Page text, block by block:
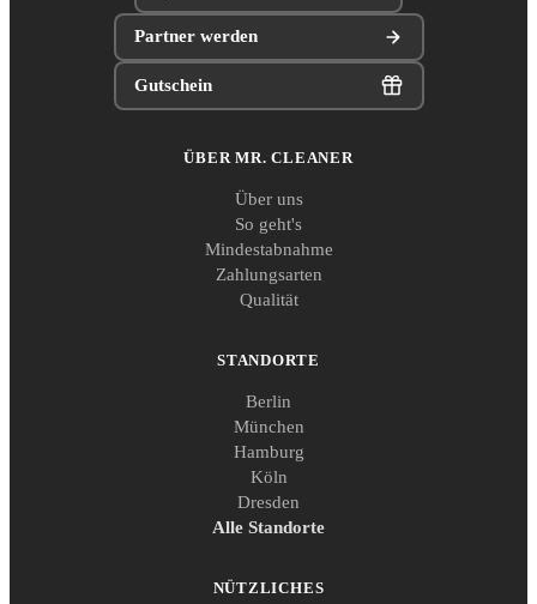
Partner werden
Gutschein
ÜBER MR. CLEANER
Über uns
So geht's
Mindestabnahme
Zahlungsarten
Qualität
STANDORTE
Berlin
München
Hamburg
Köln
Dresden
Alle Standorte
NÜTZLICHES